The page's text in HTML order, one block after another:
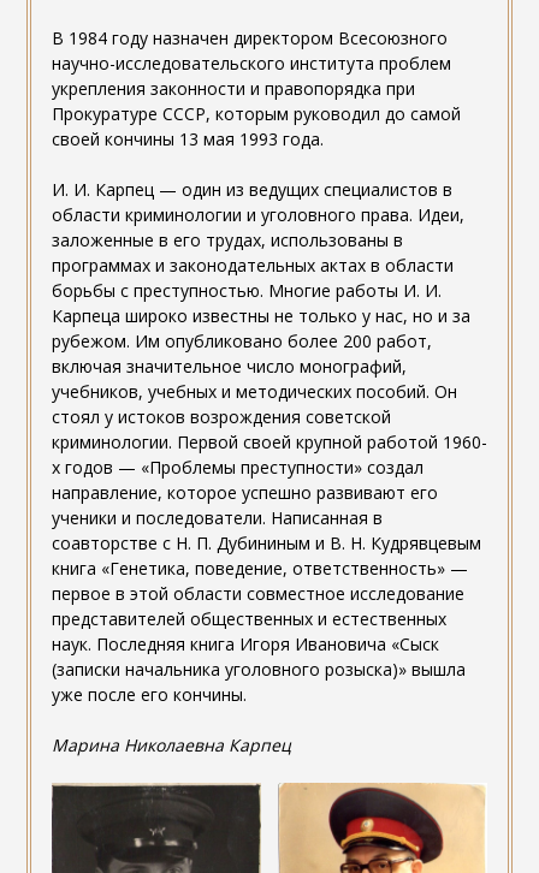
В 1984 году назначен директором Всесоюзного
научно-исследовательского института проблем
укрепления законности и правопорядка при
Прокуратуре СССР, которым руководил до самой
своей кончины 13 мая 1993 года.
И. И. Карпец — один из ведущих специалистов в
области криминологии и уголовного права. Идеи,
заложенные в его трудах, использованы в
программах и законодательных актах в области
борьбы с преступностью. Многие работы И. И.
Карпеца широко известны не только у нас, но и за
рубежом. Им опубликовано более 200 работ,
включая значительное число монографий,
учебников, учебных и методических пособий. Он
стоял у истоков возрождения советской
криминологии. Первой своей крупной работой 1960-
х годов — «Проблемы преступности» создал
направление, которое успешно развивают его
ученики и последователи. Написанная в
соавторстве с Н. П. Дубининым и В. Н. Кудрявцевым
книга «Генетика, поведение, ответственность» —
первое в этой области совместное исследование
представителей общественных и естественных
наук. Последняя книга Игоря Ивановича «Сыск
(записки начальника уголовного розыска)» вышла
уже после его кончины.
Марина Николаевна Карпец